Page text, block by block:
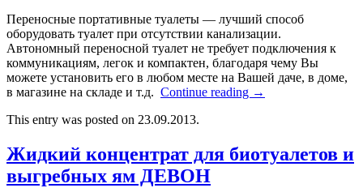
Переносные портативные туалеты — лучший способ
оборудовать туалет при отсутствии канализации.
Автономный переносной туалет не требует подключения к
коммуникациям, легок и компактен, благодаря чему Вы
можете установить его в любом месте на Вашей даче, в доме,
в магазине на складе и т.д. Continue reading →
This entry was posted on 23.09.2013.
Жидкий концентрат для биотуалетов и
выгребных ям ДЕВОН